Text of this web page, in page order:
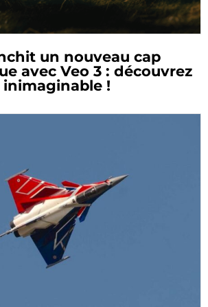
un nouveau cap
avec Veo 3 : découvrez
!